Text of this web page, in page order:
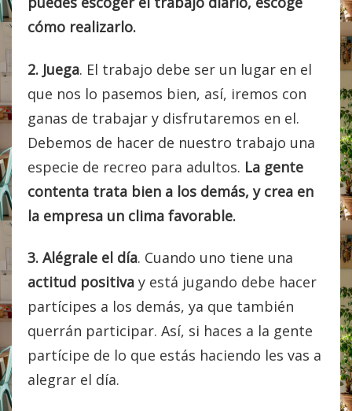
cómo realizarlo.
2. Juega. El trabajo debe ser un lugar en el
que nos lo pasemos bien, así, iremos con
ganas de trabajar y disfrutaremos en el.
Debemos de hacer de nuestro trabajo una
especie de recreo para adultos. La gente
contenta trata bien a los demás, y crea en
la empresa un clima favorable.
3. Alégrale el día. Cuando uno tiene una
actitud positiva y está jugando debe hacer
partícipes a los demás, ya que también
querrán participar. Así, si haces a la gente
partícipe de lo que estás haciendo les vas a
alegrar el día.